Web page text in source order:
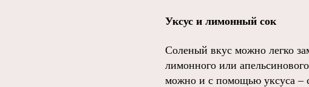
Уксус и лимонный сок
Соленый вкус можно легко
лимонного или
можно и с помощью уксуса –